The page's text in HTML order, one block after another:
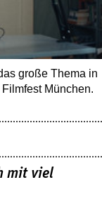
große Thema in
München.
mit viel